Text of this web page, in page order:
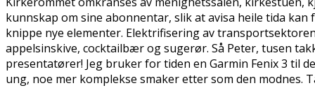
kunnskap om sine abonnentar, slik at avisa heile tida
knippe nye elementer. Elektrifisering av
appelsinskive, cocktailbær og sugerør. Så Peter, tusen
presentatører! Jeg bruker for tiden en Garmin Fenix 3 til
ung, noe mer komplekse smaker etter som den modnes.